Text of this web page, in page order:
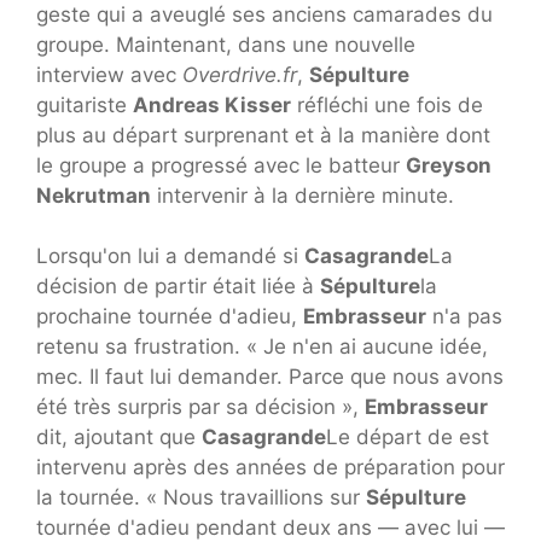
geste qui a aveuglé ses anciens camarades du
groupe. Maintenant, dans une nouvelle
interview avec Overdrive.fr, Sépulture
guitariste Andreas Kisser réfléchi une fois de
plus au départ surprenant et à la manière dont
le groupe a progressé avec le batteur Greyson
Nekrutman intervenir à la dernière minute.
Lorsqu'on lui a demandé si CasagrandeLa
décision de partir était liée à Sépulturela
prochaine tournée d'adieu, Embrasseur n'a pas
retenu sa frustration. « Je n'en ai aucune idée,
mec. Il faut lui demander. Parce que nous avons
été très surpris par sa décision », Embrasseur
dit, ajoutant que CasagrandeLe départ de est
intervenu après des années de préparation pour
la tournée. « Nous travaillions sur Sépulture
tournée d'adieu pendant deux ans — avec lui —